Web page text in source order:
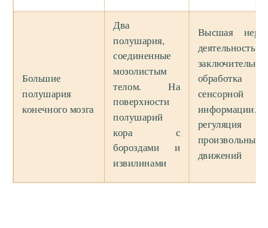
Большие
полушария
конечного мозга
Два
полушария,
соединенные
мозолистым
телом. На
поверхности
полушарий
кора с
бороздами и
извилинами
Высшая
деятельность,
заключительная
обработка
сенсорной
информации,
регуляция
произвольных
движений